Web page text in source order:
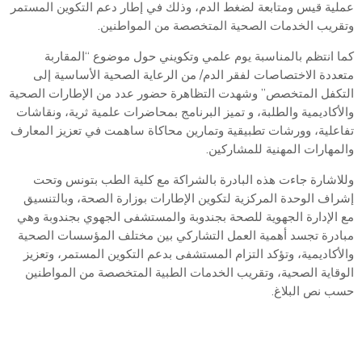
عملية قيس ومتابعة لضغط الدم، وذلك في إطار دعم التكوين المستمر
وتقريب الخدمات الصحية المتخصصة من المواطنين.
كما انتظم بالمناسبة يوم علمي وتكويني حول موضوع “المقاربة
متعددة الاختصاصات لفقر الدم/ من الرعاية الصحية الأساسية إلى
التكفل المتخصص” وشهدت التظاهرة حضور عدد من الإطارات الصحية
والأكاديمية والطلبة، و تميز البرنامج بمحاضرات علمية ثرية، ونقاشات
تفاعلية، وورشات تطبيقية وتمارين محاكاة ساهمت في تعزيز المعارف
والمهارات المهنية للمشاركين.
وللاشارة جاءت هذه البادرة بالشراكة مع كلية الطب بتونس وتحت
إشراف الوحدة المركزية لتكوين الإطارات بوزارة الصحة، وبالتنسيق
مع الإدارة الجهوية للصحة بجندوبة والمستشفى الجهوي بجندوبة وهي
مبادرة تجسد أهمية العمل التشاركي بين مختلف المؤسسات الصحية
والأكاديمية، وتؤكد التزام المستشفى بدعم التكوين المستمر، وتعزيز
الوقاية الصحية، وتقريب الخدمات الطبية المتخصصة من المواطنين
حسب نص البلاغ.